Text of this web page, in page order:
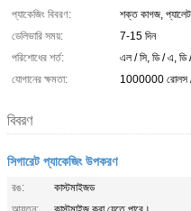
প্যাকেজিং বিবরণ:
শক্ত কাগজ, প্যালেট
ডেলিভারি সময়:
7-15 দিন
পরিশোধের শর্ত:
এল / সি, ডি / এ, ডি /
যোগানের ক্ষমতা:
1000000 রোলস
বিবরণ
সিগারেট প্যাকেজিং উপকরণ
রঙ:
কাস্টমাইজড